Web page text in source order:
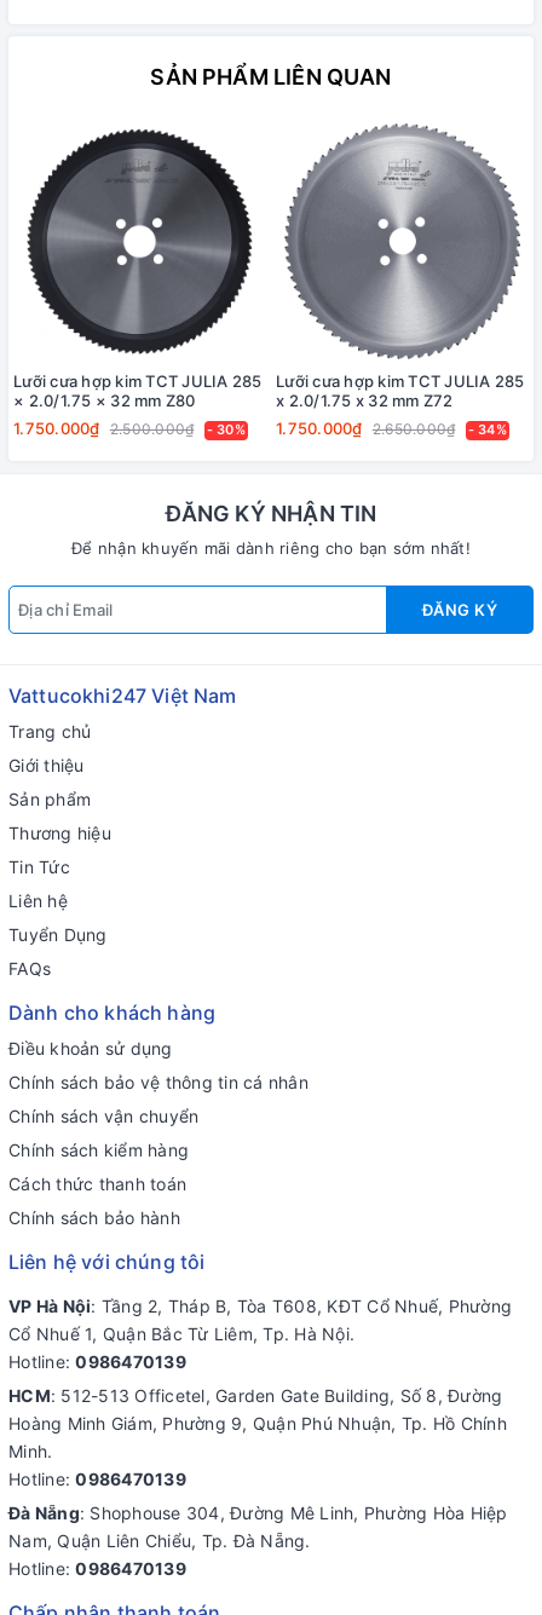
SẢN PHẨM LIÊN QUAN
Lưỡi cưa hợp kim TCT JULIA 285
× 2.0/1.75 × 32 mm Z80
1.750.000₫ 2.500.000₫ - 30%
Lưỡi cưa hợp kim TCT JULIA 285
x 2.0/1.75 x 32 mm Z72
1.750.000₫ 2.650.000₫ - 34%
ĐĂNG KÝ NHẬN TIN
Để nhận khuyến mãi dành riêng cho bạn sớm nhất!
ĐĂNG KÝ
Vattucokhi247 Việt Nam
Trang chủ
Giới thiệu
Sản phẩm
Thương hiệu
Tin Tức
Liên hệ
Tuyển Dụng
FAQs
Dành cho khách hàng
Điều khoản sử dụng
Chính sách bảo vệ thông tin cá nhân
Chính sách vận chuyển
Chính sách kiểm hàng
Cách thức thanh toán
Chính sách bảo hành
Liên hệ với chúng tôi
VP Hà Nội: Tầng 2, Tháp B, Tòa T608, KĐT Cổ Nhuế, Phường
Cổ Nhuế 1, Quận Bắc Từ Liêm, Tp. Hà Nội.
Hotline:0986470139
HCM: 512-513 Officetel, Garden Gate Building, Số 8, Đường
Hoàng Minh Giám, Phường 9, Quận Phú Nhuận, Tp. Hồ Chính
Minh.
Hotline:0986470139
Đà Nẵng: Shophouse 304, Đường Mê Linh, Phường Hòa Hiệp
Nam, Quận Liên Chiểu, Tp. Đà Nẵng.
Hotline:0986470139